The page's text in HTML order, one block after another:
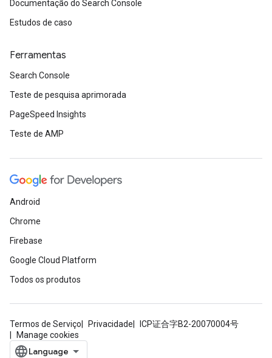
Documentação do Search Console
Estudos de caso
Ferramentas
Search Console
Teste de pesquisa aprimorada
PageSpeed Insights
Teste de AMP
Android
Chrome
Firebase
Google Cloud Platform
Todos os produtos
Termos de Serviço Privacidade
ICP证合字B2-20070004号
Manage cookies